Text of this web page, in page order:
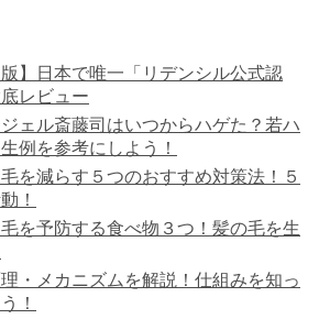
版】日本で唯一「リデンシル公式認
レビュー
ェル斎藤司はいつからハゲた？若ハ
例を参考にしよう！
を減らす５つのおすすめ対策法！５
！
毛を予防する食べ物３つ！髪の毛を生
・メカニズムを解説！仕組みを知っ
！